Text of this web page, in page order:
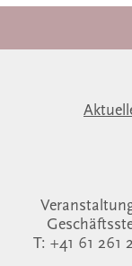
T: +41 61 261